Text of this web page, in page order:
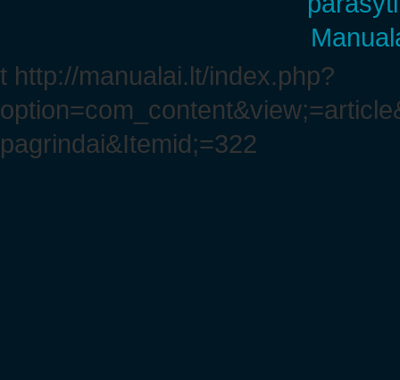
t http://manualai.lt/index.php?
pagrindai&Itemid;=322